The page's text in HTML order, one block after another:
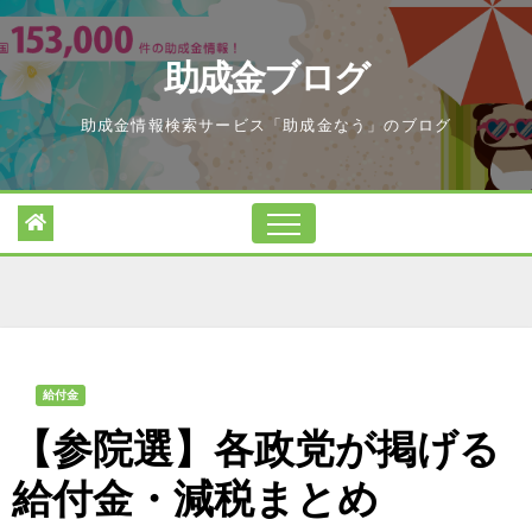
Skip
to
content
助成金ブログ
助成金情報検索サービス「助成金なう」のブログ
給付金
【参院選】各政党が掲げる
給付金・減税まとめ